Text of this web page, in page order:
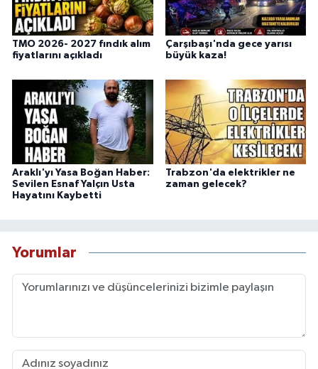
TMO 2026- 2027 fındık alım
fiyatlarını açıkladı
Çarşıbaşı'nda gece yarısı
büyük kaza!
Araklı'yı Yasa Boğan Haber:
Sevilen Esnaf Yalçın Usta
Hayatını Kaybetti
Trabzon'da elektrikler ne
zaman gelecek?
Yorumlar